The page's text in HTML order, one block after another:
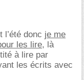
l’été donc je me
les lire, là
à lire par
les écrits avec